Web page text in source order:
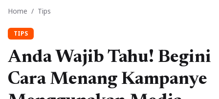
Home / Tips
TIPS
Anda Wajib Tahu! Begini
Cara Menang Kampanye